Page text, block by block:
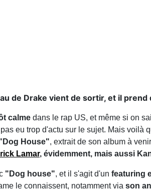
de Drake vient de sortir, et il
calme dans le rap US, et même si on
eu trop d'actu sur le sujet. Mais voilà
House", extrait de son album à
Lamar, évidemment, mais aussi
"Dog house", et il s'agit d'un featuring
le connaissent, notamment via son